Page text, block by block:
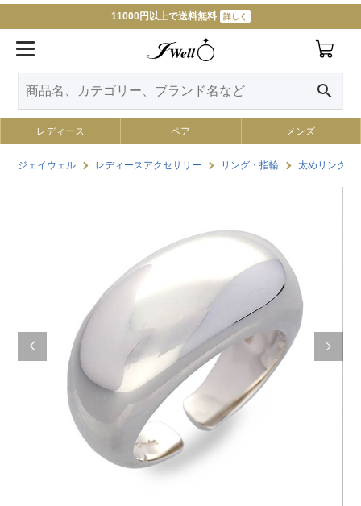
11000円以上で送料無料 詳しく
search
レディース ペア メンズ
ジェイウェル レディースアクセサリー リング・指輪 太めリング